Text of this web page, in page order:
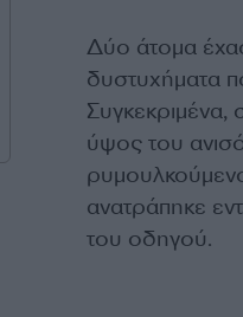
Δύο άτομα
δυστυχήματα
ύψος του
ανατράπηκε
του οδηγού.